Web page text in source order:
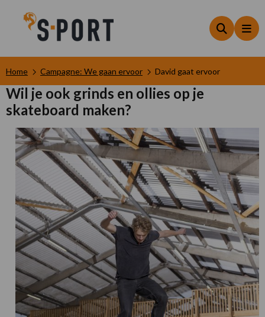
Zoeken
Home Campagne: We gaan ervoor David gaat ervoor
Wil je ook grinds en ollies op je
skateboard maken?